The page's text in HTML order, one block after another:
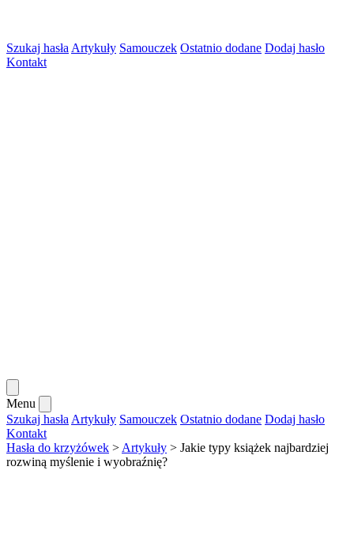
Szukaj hasła Artykuły Samouczek Ostatnio dodane Dodaj hasło
Kontakt
Menu
Szukaj hasła Artykuły Samouczek Ostatnio dodane Dodaj hasło
Kontakt
Hasła do krzyżówek > Artykuły > Jakie typy książek najbardziej
rozwiną myślenie i wyobraźnię?